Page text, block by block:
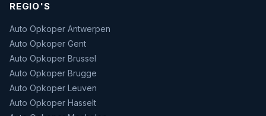
REGIO'S
Auto Opkoper Antwerpen
Auto Opkoper Gent
Auto Opkoper Brussel
Auto Opkoper Brugge
Auto Opkoper Leuven
Auto Opkoper Hasselt